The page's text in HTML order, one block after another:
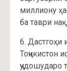
миллиону
ба таври
6. Дастгоҳи
Тоҷикистон
ҷудошударо